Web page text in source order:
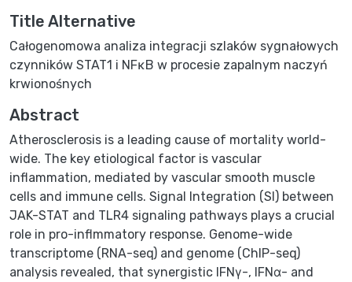
Title Alternative
Całogenomowa analiza integracji szlaków sygnałowych
czynników STAT1 i NFκB w procesie zapalnym naczyń
krwionośnych
Abstract
Atherosclerosis is a leading cause of mortality world-
wide. The key etiological factor is vascular
inflammation, mediated by vascular smooth muscle
cells and immune cells. Signal Integration (SI) between
JAK-STAT and TLR4 signaling pathways plays a crucial
role in pro-inflmmatory response. Genome-wide
transcriptome (RNA-seq) and genome (ChIP-seq)
analysis revealed, that synergistic IFNγ-, IFNα- and